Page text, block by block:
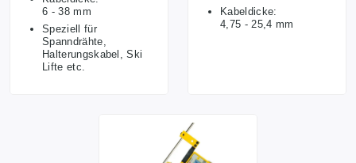
6 - 38 mm
Speziell für
Spanndrähte,
Halterungskabel, Ski
Lifte etc.
Kabeldicke:
4,75 - 25,4 mm